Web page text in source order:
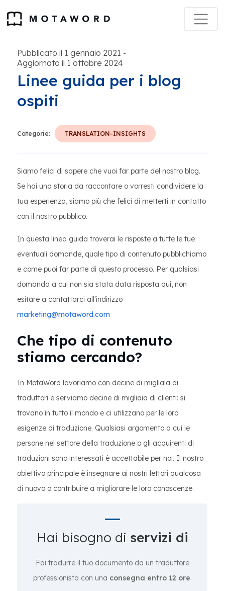
Pubblicato il 1 gennaio 2021 -
Aggiornato il 1 ottobre 2024
Linee guida per i blog
ospiti
Categorie: TRANSLATION-INSIGHTS
Siamo felici di sapere che vuoi far parte del nostro blog.
Se hai una storia da raccontare o vorresti condividere la
tua esperienza, siamo più che felici di metterti in contatto
con il nostro pubblico.
In questa linea guida troverai le risposte a tutte le tue
eventuali domande, quale tipo di contenuto pubblichiamo
e come puoi far parte di questo processo. Per qualsiasi
domanda a cui non sia stata data risposta qui, non
esitare a contattarci all'indirizzo
marketing@motaword.com
Che tipo di contenuto
stiamo cercando?
In MotaWord lavoriamo con decine di migliaia di
traduttori e serviamo decine di migliaia di clienti: si
trovano in tutto il mondo e ci utilizzano per le loro
esigenze di traduzione. Qualsiasi argomento a cui le
persone nel settore della traduzione o gli acquirenti di
traduzioni sono interessati è accettabile per noi. Il nostro
obiettivo principale è insegnare ai nostri lettori qualcosa
di nuovo o contribuire a migliorare le loro conoscenze.
Hai bisogno di servizi di
Fai tradurre il tuo documento da un traduttore
professionista con una consegna entro 12 ore.